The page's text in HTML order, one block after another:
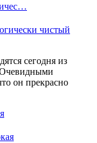
сегодня из
Очевидными
он прекрасно